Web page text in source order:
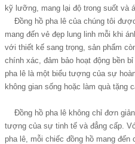
kỹ lưỡng, mang lại độ trong suốt và
Đồng hồ pha lê của chúng tôi
mang đến vẻ đẹp lung linh mỗi khi
với thiết kế sang trọng, sản phẩm
chính xác, đảm bảo hoạt động bền
pha lê là một biểu tượng của sự
không gian sống hoặc làm quà tặng
Đồng hồ pha lê không chỉ đơn
tượng của sự tinh tế và đẳng cấp.
pha lê, mỗi chiếc đồng hồ mang